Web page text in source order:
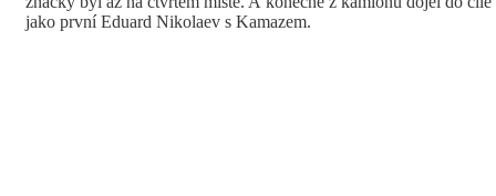
jako první Eduard Nikolaev s Kamazem.